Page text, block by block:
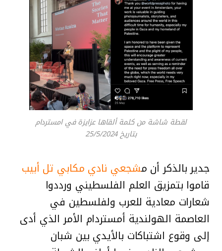
لقطة شاشة من كلمة ألقاها عزايزة في امستردام
بتاريخ 25/5/2024
جدير بالذكر أن مشجعي نادي مكابي تل أبيب
قاموا بتمزيق العلم الفلسطيني ورددوا
شعارات معادية للعرب ولفلسطين في
العاصمة الهولندية أمستردام الأمر الذي أدى
إلى وقوع اشتباكات بالأيدي بين شبان